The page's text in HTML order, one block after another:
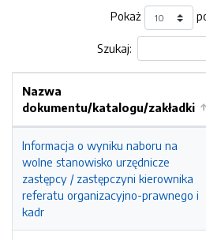
Pokaż
Szukaj:
Nazwa
dokumentu/katalogu/zakładki
Informacja o wyniku naboru na
wolne stanowisko urzędnicze
zastępcy / zastępczyni kierownika
referatu organizacyjno-prawnego i
kadr